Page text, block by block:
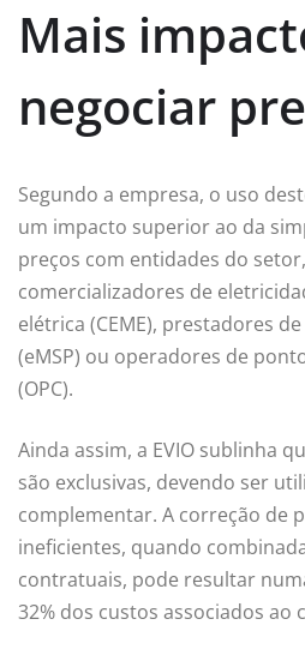
Mais
negociar
Segundo a empresa, o uso
um impacto superior ao da
preços com entidades do
comercializadores de
elétrica (CEME), prestadores
(eMSP) ou operadores de
(OPC).
Ainda assim, a EVIO sublinha
são exclusivas, devendo ser
complementar. A correção de
ineficientes, quando
contratuais, pode resultar
32% dos custos associados ao